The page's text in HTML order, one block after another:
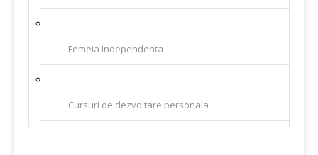
Femeia Independenta
Cursuri de dezvoltare personala